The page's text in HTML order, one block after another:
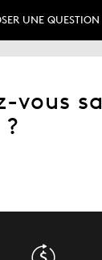
UNE QUESTION
vous